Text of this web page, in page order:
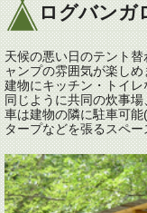
ログバンガ
天候の悪い日のテント
ャンプの雰囲気が楽しめ
建物にキッチン・トイ
同じように共同の炊事
車は建物の隣に駐車可
タープなどを張るスペ